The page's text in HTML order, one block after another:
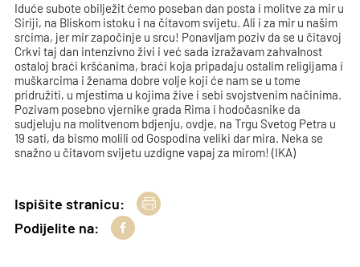
Iduće subote obilježit ćemo poseban dan posta i molitve za mir u
Siriji, na Bliskom istoku i na čitavom svijetu. Ali i za mir u našim
srcima, jer mir započinje u srcu! Ponavljam poziv da se u čitavoj
Crkvi taj dan intenzivno živi i već sada izražavam zahvalnost
ostaloj braći kršćanima, braći koja pripadaju ostalim religijama i
muškarcima i ženama dobre volje koji će nam se u tome
pridružiti, u mjestima u kojima žive i sebi svojstvenim načinima.
Pozivam posebno vjernike grada Rima i hodočasnike da
sudjeluju na molitvenom bdjenju, ovdje, na Trgu Svetog Petra u
19 sati, da bismo molili od Gospodina veliki dar mira. Neka se
snažno u čitavom svijetu uzdigne vapaj za mirom! (IKA)
Ispišite stranicu:
Podijelite na: